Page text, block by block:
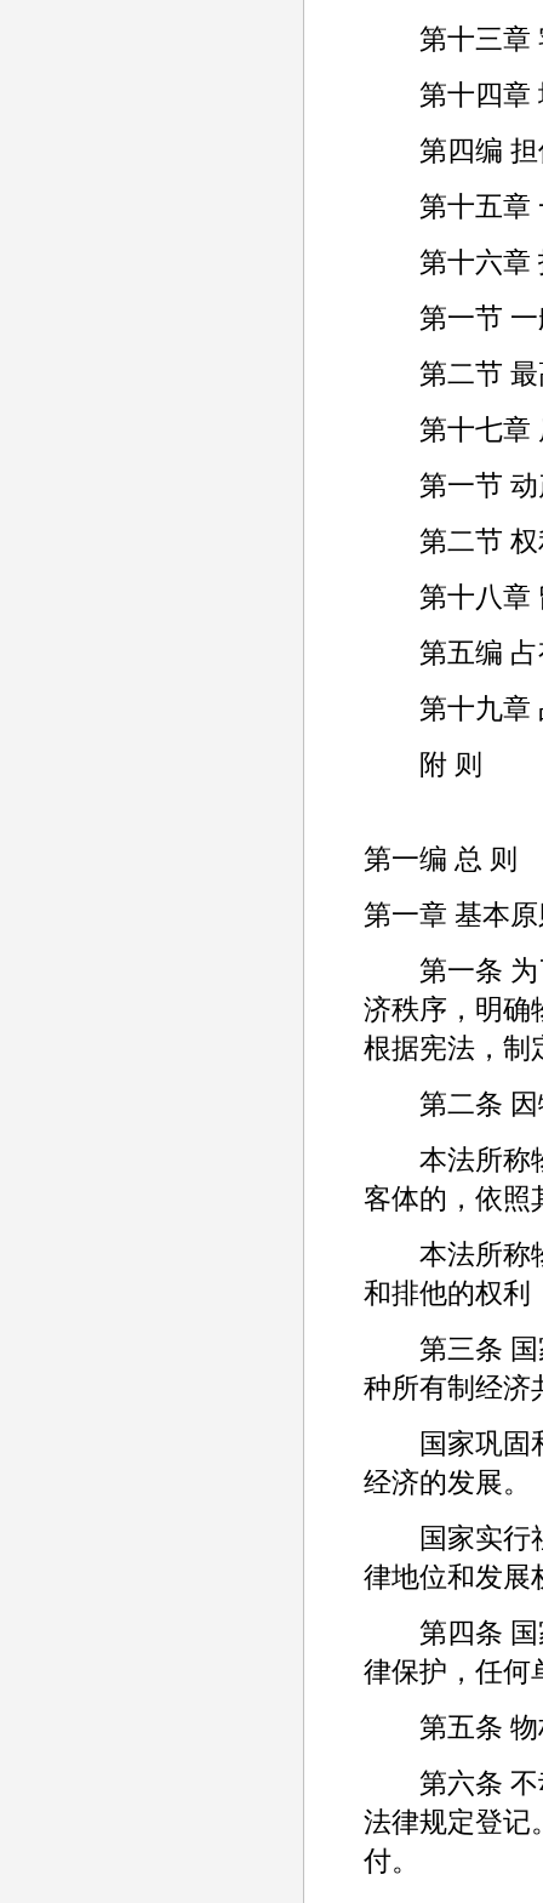
第十三章
第十四章
第四编 担
第十五章
第十六章
第一节 一
第二节 最
第十七章
第一节 动
第二节 权
第十八章
第五编 占
第十九章
附 则
第一编 总 则
第一章 基本
第一条 为
济秩序，明确
根据宪法，制
第二条 因
本法所称物
客体的，依照
本法所称物
和排他的权利
第三条 国
种所有制经济
国家巩固和
经济的发展。
国家实行社
律地位和发展
第四条 国
律保护，任何
第五条 物
第六条 不
法律规定登记
付。